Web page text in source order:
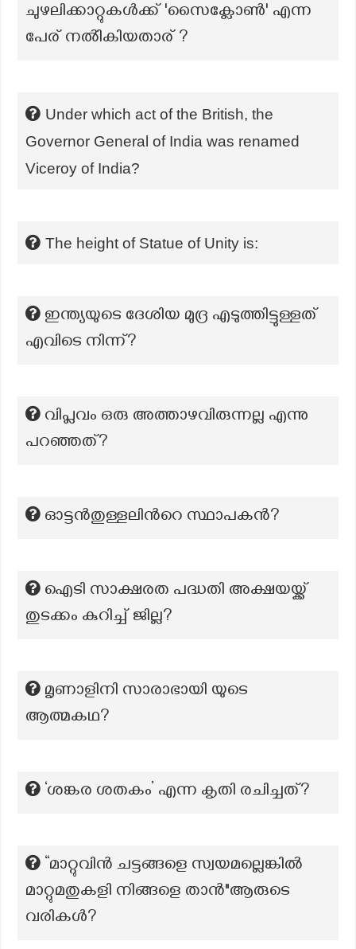
ചുഴലിക്കാറ്റുകൾക്ക് 'സൈക്ലോൺ' എന്ന
പേര് നൽികിയതാര് ?
Under which act of the British, the
Governor General of India was renamed
Viceroy of India?
The height of Statue of Unity is:
ഇന്ത്യയുടെ ദേശിയ മുദ്ര എടുത്തിട്ടുള്ളത്
എവിടെ നിന്ന്?
വിപ്ലവം ഒരു അത്താഴവിരുന്നല്ല എന്നു
പറഞ്ഞത്?
ഓട്ടൻതുള്ളലിന്‍റെ സ്ഥാപകൻ?
ഐടി സാക്ഷരത പദ്ധതി അക്ഷയയ്ക്ക്
തുടക്കം കുറിച്ച് ജില്ല?
മൃണാളിനി സാരാഭായി യുടെ
ആത്മകഥ?
‘ശങ്കര ശതകം’ എന്ന കൃതി രചിച്ചത്?
“മാറ്റുവിൻ ചട്ടങ്ങളെ സ്വയമല്ലെങ്കിൽ
മാറ്റുമതുകളി നിങ്ങളെ താൻ"ആരുടെ
വരികൾ?